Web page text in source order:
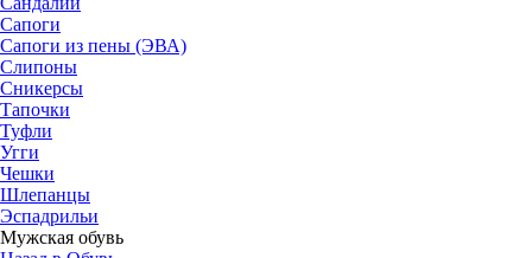
Сапоги
Сапоги из пены (ЭВА)
Слипоны
Сникерсы
Тапочки
Туфли
Угги
Чешки
Шлепанцы
Эспадрильи
Мужская обувь